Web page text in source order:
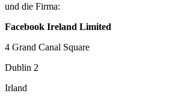
und die Firma:
Facebook Ireland Limited
4 Grand Canal Square
Dublin 2
Irland